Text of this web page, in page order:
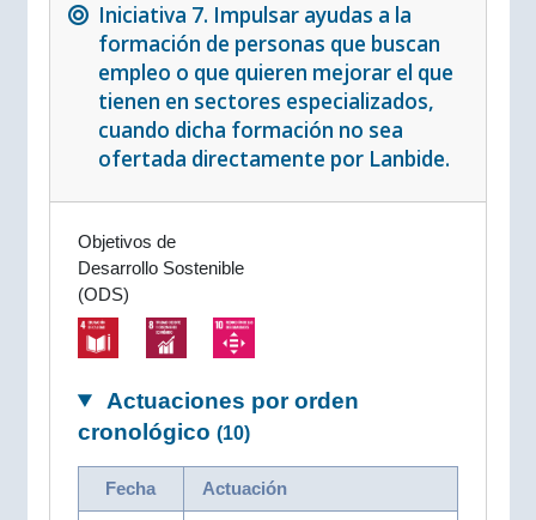
Iniciativa 7. Impulsar ayudas a la
formación de personas que buscan
empleo o que quieren mejorar el que
tienen en sectores especializados,
cuando dicha formación no sea
ofertada directamente por Lanbide.
Objetivos de
Desarrollo Sostenible
(ODS)
Actuaciones por orden
cronológico (10)
Fecha Actuación